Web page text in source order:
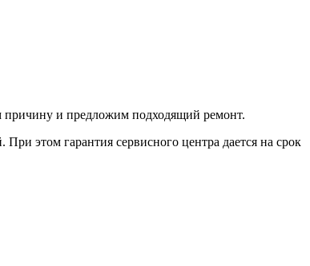
причину и предложим подходящий ремонт.
этом гарантия сервисного центра дается на срок